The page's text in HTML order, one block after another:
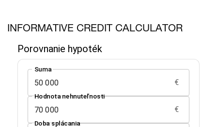
INFORMATIVE CREDIT CALCULATOR